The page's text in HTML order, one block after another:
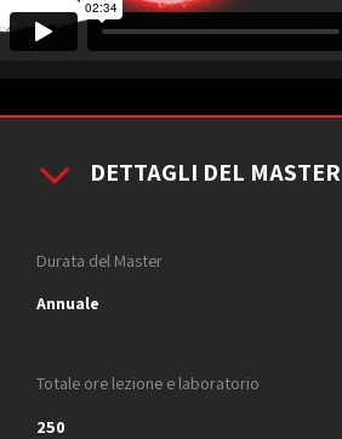
DETTAGLI DEL MASTER
Durata del Master
Annuale
Totale ore lezione e laboratorio
250